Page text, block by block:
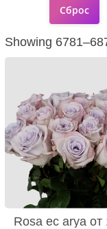
Showing
Rosa ec arya от